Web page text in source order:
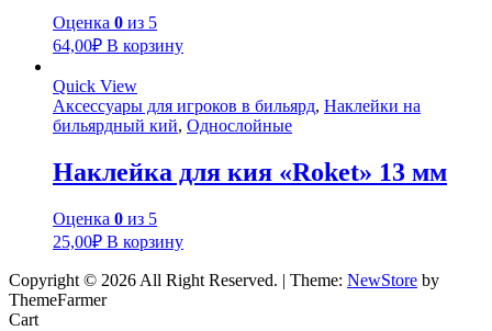
Оценка 0 из 5
64,00₽ В корзину
Quick View
Аксессуары для игроков в бильярд, Наклейки на
бильярдный кий, Однослойные
Наклейка для кия «Roket» 13 мм
Оценка 0 из 5
25,00₽ В корзину
Copyright © 2026 All Right Reserved. | Theme: NewStore by
ThemeFarmer
Cart